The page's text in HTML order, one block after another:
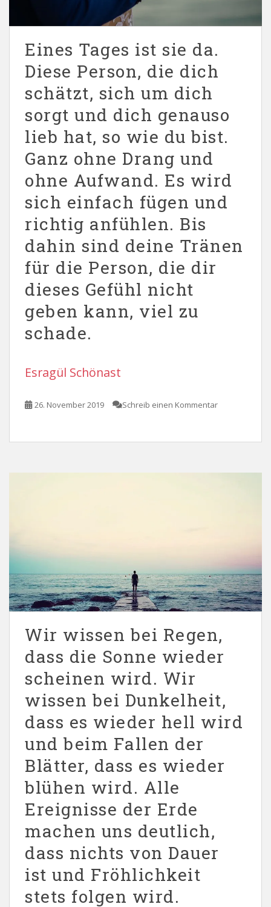
Eines Tages ist sie da.
Diese Person, die dich
schätzt, sich um dich
sorgt und dich genauso
lieb hat, so wie du bist.
Ganz ohne Drang und
ohne Aufwand. Es wird
sich einfach fügen und
richtig anfühlen. Bis
dahin sind deine Tränen
für die Person, die dir
dieses Gefühl nicht
geben kann, viel zu
schade.
Esragül Schönast
26. November 2019 Schreib einen Kommentar
Wir wissen bei Regen,
dass die Sonne wieder
scheinen wird. Wir
wissen bei Dunkelheit,
dass es wieder hell wird
und beim Fallen der
Blätter, dass es wieder
blühen wird. Alle
Ereignisse der Erde
machen uns deutlich,
dass nichts von Dauer
ist und Fröhlichkeit
stets folgen wird.